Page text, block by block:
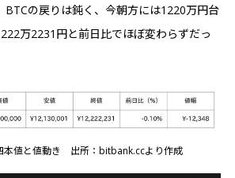
BTCの戻りは鈍く、今朝方には1220万円台
万2231円と前日比でほぼ変わらずだっ
本値と値動き 出所：bitbank.ccより作成